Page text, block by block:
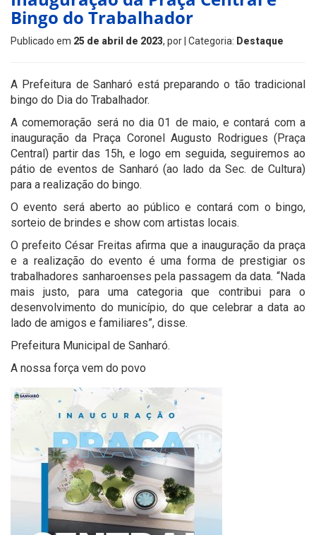
Bingo do Trabalhador
Publicado em 25 de abril de 2023, por | Categoria: Destaque
A Prefeitura de Sanharó está preparando o tão tradicional
bingo do Dia do Trabalhador.
A comemoração será no dia 01 de maio, e contará com a
inauguração da Praça Coronel Augusto Rodrigues (Praça
Central) partir das 15h, e logo em seguida, seguiremos ao
pátio de eventos de Sanharó (ao lado da Sec. de Cultura)
para a realização do bingo.
O evento será aberto ao público e contará com o bingo,
sorteio de brindes e show com artistas locais.
O prefeito César Freitas afirma que a inauguração da praça
e a realização do evento é uma forma de prestigiar os
trabalhadores sanharoenses pela passagem da data. “Nada
mais justo, para uma categoria que contribui para o
desenvolvimento do município, do que celebrar a data ao
lado de amigos e familiares”, disse.
Prefeitura Municipal de Sanharó.
A nossa força vem do povo